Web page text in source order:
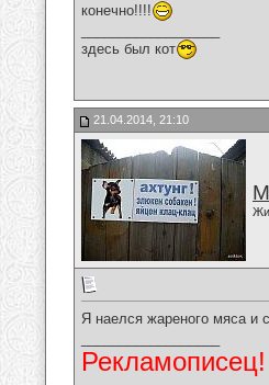
конечно!!!!
здесь был кот
21.04.2014, 21:10
Я наелся жареного мяса и